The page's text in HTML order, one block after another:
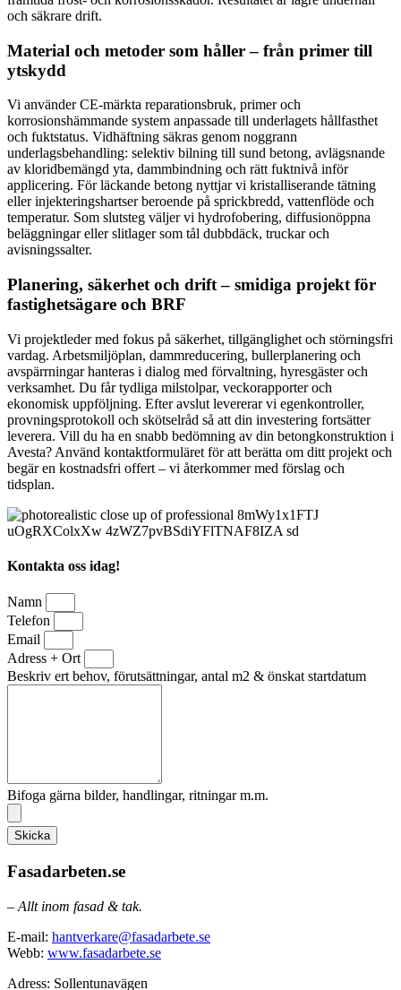
och säkrare drift.
Material och metoder som håller – från primer till
ytskydd
Vi använder CE-märkta reparationsbruk, primer och
korrosionshämmande system anpassade till underlagets hållfasthet
och fuktstatus. Vidhäftning säkras genom noggrann
underlagsbehandling: selektiv bilning till sund betong, avlägsnande
av kloridbemängd yta, dammbindning och rätt fuktnivå inför
applicering. För läckande betong nyttjar vi kristalliserande tätning
eller injekteringshartser beroende på sprickbredd, vattenflöde och
temperatur. Som slutsteg väljer vi hydrofobering, diffusionöppna
beläggningar eller slitlager som tål dubbdäck, truckar och
avisningssalter.
Planering, säkerhet och drift – smidiga projekt för
fastighetsägare och BRF
Vi projektleder med fokus på säkerhet, tillgänglighet och störningsfri
vardag. Arbetsmiljöplan, dammreducering, bullerplanering och
avspärrningar hanteras i dialog med förvaltning, hyresgäster och
verksamhet. Du får tydliga milstolpar, veckorapporter och
ekonomisk uppföljning. Efter avslut levererar vi egenkontroller,
provningsprotokoll och skötselråd så att din investering fortsätter
leverera. Vill du ha en snabb bedömning av din betongkonstruktion i
Avesta? Använd kontaktformuläret för att berätta om ditt projekt och
begär en kostnadsfri offert – vi återkommer med förslag och
tidsplan.
Kontakta oss idag!
Namn
Telefon
Email
Adress + Ort
Beskriv ert behov, förutsättningar, antal m2 & önskat startdatum
Bifoga gärna bilder, handlingar, ritningar m.m.
Skicka
Fasadarbeten.se
– Allt inom fasad & tak.
E-mail: hantverkare@fasadarbete.se
Webb: www.fasadarbete.se
Adress: Sollentunavägen